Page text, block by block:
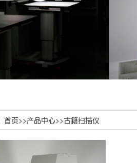
首页>>产品中心>>古籍扫描仪